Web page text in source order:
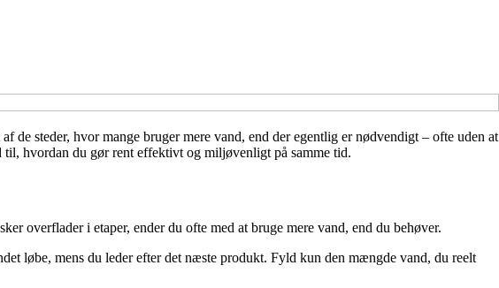
de steder, hvor mange bruger mere vand, end der egentlig er nødvendigt – ofte uden at
hvordan du gør rent effektivt og miljøvenligt på samme tid.
overflader i etaper, ender du ofte med at bruge mere vand, end du behøver.
løbe, mens du leder efter det næste produkt. Fyld kun den mængde vand, du reelt